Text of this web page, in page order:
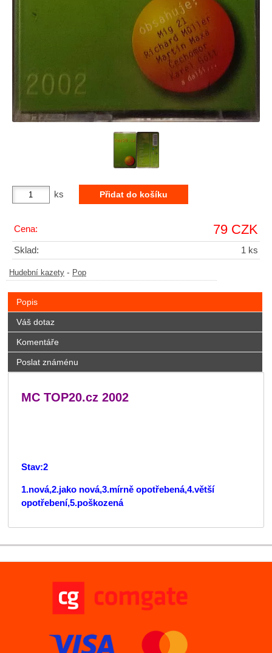
ks
Cena: 79 CZK
Sklad: 1 ks
Hudební kazety - Pop
Popis
Váš dotaz
Komentáře
Poslat známénu
MC TOP20.cz 2002
Stav:2
1.nová,2.jako nová,3.mírně opotřebená,4.větší
opotřebení,5.poškozená